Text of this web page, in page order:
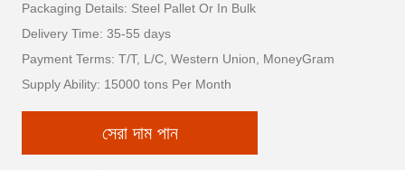
Packaging Details: Steel Pallet Or In Bulk
Delivery Time: 35-55 days
Payment Terms: T/T, L/C, Western Union, MoneyGram
Supply Ability: 15000 tons Per Month
সেরা দাম পান